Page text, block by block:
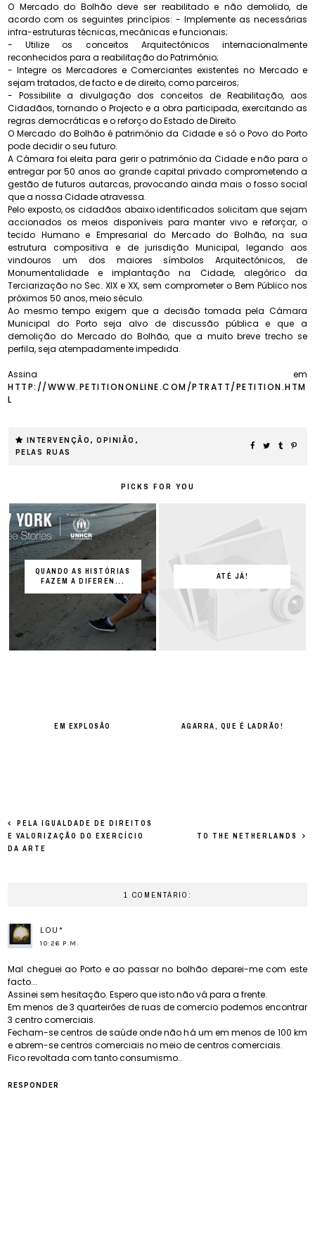
O Mercado do Bolhão deve ser reabilitado e não demolido, de
acordo com os seguintes princípios: - Implemente as necessárias
infra-estruturas técnicas, mecânicas e funcionais;
- Utilize os conceitos Arquitectónicos internacionalmente
reconhecidos para a reabilitação do Património;
- Integre os Mercadores e Comerciantes existentes no Mercado e
sejam tratados, de facto e de direito, como parceiros;
- Possibilite a divulgação dos conceitos de Reabilitação, aos
Cidadãos, tornando o Projecto e a obra participada, exercitando as
regras democráticas e o reforço do Estado de Direito.
O Mercado do Bolhão é património da Cidade e só o Povo do Porto
pode decidir o seu futuro.
A Câmara foi eleita para gerir o património da Cidade e não para o
entregar por 50 anos ao grande capital privado comprometendo a
gestão de futuros autarcas, provocando ainda mais o fosso social
que a nossa Cidade atravessa.
Pelo exposto, os cidadãos abaixo identificados solicitam que sejam
accionados os meios disponíveis para manter vivo e reforçar, o
tecido Humano e Empresarial do Mercado do Bolhão, na sua
estrutura compositiva e de jurisdição Municipal, legando aos
vindouros um dos maiores símbolos Arquitectónicos, de
Monumentalidade e implantação na Cidade, alegórico da
Terciarização no Sec. XIX e XX, sem comprometer o Bem Público nos
próximos 50 anos, meio século.
Ao mesmo tempo exigem que a decisão tomada pela Câmara
Municipal do Porto seja alvo de discussão pública e que a
demolição do Mercado do Bolhão, que a muito breve trecho se
perfila, seja atempadamente impedida.
Assina em
HTTP://WWW.PETITIONONLINE.COM/PTRATT/PETITION.HTM
L
INTERVENÇÃO , OPINIÃO ,
PELAS RUAS
PICKS FOR YOU
QUANDO AS HISTÓRIAS
FAZEM A DIFEREN...
ATÉ JÁ!
EM EXPLOSÃO AGARRA, QUE É LADRÃO!
PELA IGUALDADE DE DIREITOS
E VALORIZAÇÃO DO EXERCÍCIO
DA ARTE
TO THE NETHERLANDS
1 COMENTÁRIO:
LOU*
10:26 P.M.
Mal cheguei ao Porto e ao passar no bolhão deparei-me com este
facto...
Assinei sem hesitação. Espero que isto não vá para a frente.
Em menos de 3 quarteirões de ruas de comercio podemos encontrar
3 centro comerciais.
Fecham-se centros de saúde onde não há um em menos de 100 km
e abrem-se centros comerciais no meio de centros comerciais.
Fico revoltada com tanto consumismo..
RESPONDER